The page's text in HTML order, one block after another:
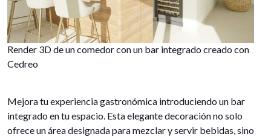
Render 3D de un comedor con un bar integrado creado con
Cedreo
Mejora tu experiencia gastronómica introduciendo un bar
integrado en tu espacio. Esta elegante decoración no solo
ofrece un área designada para mezclar y servir bebidas, sino